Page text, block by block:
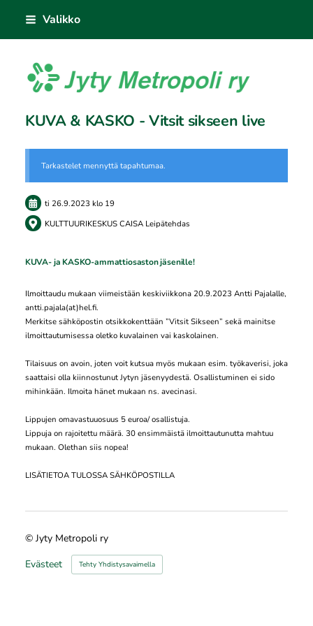
sisältöön
Valikko
Jyty Metropoli ry
KUVA & KASKO - Vitsit sikseen live
Tarkastelet mennyttä tapahtumaa.
ti 26.9.2023klo 19
KULTTUURIKESKUS CAISA Leipätehdas
KUVA- ja KASKO-ammattiosaston jäsenille!
Ilmoittaudu mukaan viimeistään keskiviikkona 20.9.2023 Antti Pajalalle,
antti.pajala(at)hel.fi.
Merkitse sähköpostin otsikkokenttään ”Vitsit Sikseen” sekä mainitse
ilmoittautumisessa oletko kuvalainen vai kaskolainen.
Tilaisuus on avoin, joten voit kutsua myös mukaan esim. työkaverisi, joka
saattaisi olla kiinnostunut Jytyn jäsenyydestä. Osallistuminen ei sido
mihinkään. Ilmoita hänet mukaan ns. avecinasi.
Lippujen omavastuuosuus 5 euroa/ osallistuja.
Lippuja on rajoitettu määrä. 30 ensimmäistä ilmoittautunutta mahtuu
mukaan. Olethan siis nopea!
LISÄTIETOA TULOSSA SÄHKÖPOSTILLA
© Jyty Metropoli ry
Evästeet
Tehty Yhdistysavaimella